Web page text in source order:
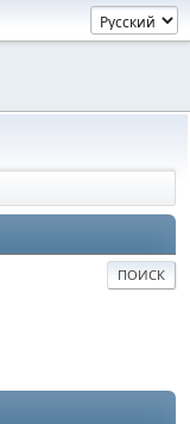
ПОИСК